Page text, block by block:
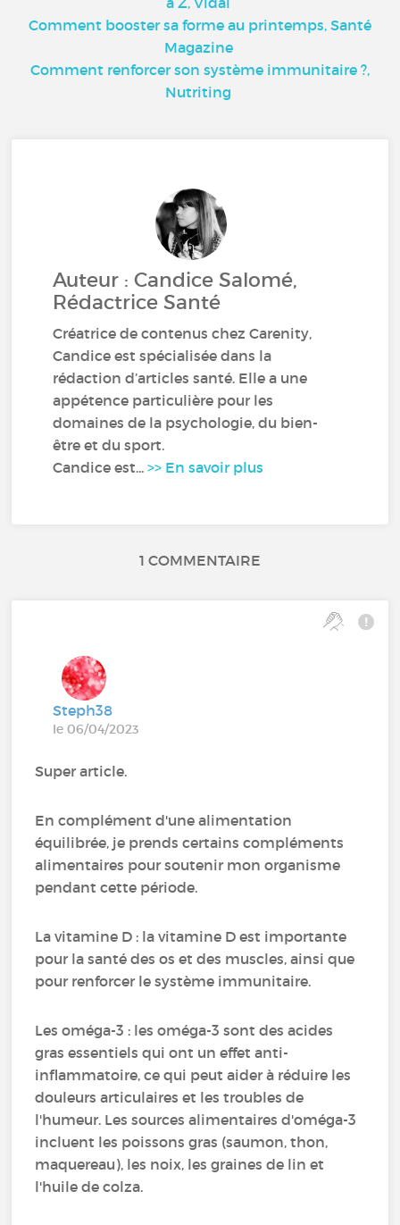
Comment booster sa forme au printemps, Santé
Magazine
Comment renforcer son système immunitaire ?,
Nutriting
Auteur : Candice Salomé,
Rédactrice Santé
Créatrice de contenus chez Carenity,
Candice est spécialisée dans la
rédaction d’articles santé. Elle a une
appétence particulière pour les
domaines de la psychologie, du bien-
être et du sport.
Candice est...>> En savoir plus
1 COMMENTAIRE
Steph38
le 06/04/2023
Super article.
En complément d'une alimentation
équilibrée, je prends certains compléments
alimentaires pour soutenir mon organisme
pendant cette période.
La vitamine D : la vitamine D est importante
pour la santé des os et des muscles, ainsi que
pour renforcer le système immunitaire.
Les oméga-3 : les oméga-3 sont des acides
gras essentiels qui ont un effet anti-
inflammatoire, ce qui peut aider à réduire les
douleurs articulaires et les troubles de
l'humeur. Les sources alimentaires d'oméga-3
incluent les poissons gras (saumon, thon,
maquereau), les noix, les graines de lin et
l'huile de colza.